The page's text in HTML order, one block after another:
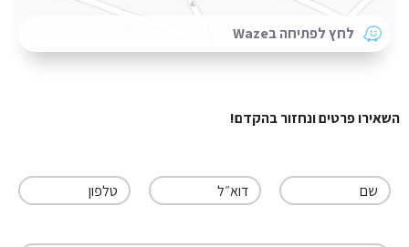
השאירו פרטים ונחזור בהקדם!
שם דוא״ל טלפון